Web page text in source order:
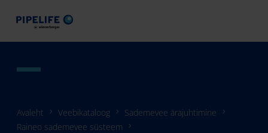
Avaleht Veebikataloog
Sademevee ärajuhtimine
Raineo sademevee süsteem